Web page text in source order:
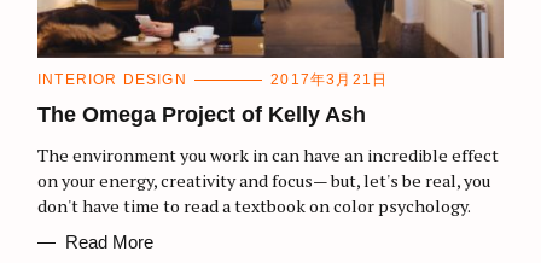
C
T
E
O
I
E
INTERIOR DESIGN 2017年3月21日
The Omega Project of Kelly Ash
The environment you work in can have an incredible effect
on your energy, creativity and focus— but, let's be real, you
don't have time to read a textbook on color psychology.
Read More